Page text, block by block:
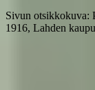
Sivun otsikkokuva:
1916, Lahden